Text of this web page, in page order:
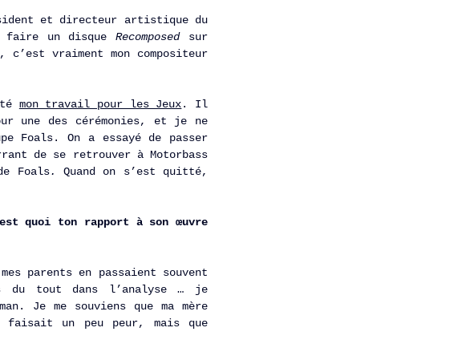
et directeur artistique du
faire un disque Recomposed sur
vraiment mon compositeur
mon travail pour les Jeux. Il
une des cérémonies, et je ne
Foals. On a essayé de passer
de se retrouver à Motorbass
Foals.
Quand on s’est quitté,
quoi ton rapport à son œuvre
parents en passaient souvent
du tout dans l’analyse … je
Je me souviens que ma mère
faisait un peu peur, mais que